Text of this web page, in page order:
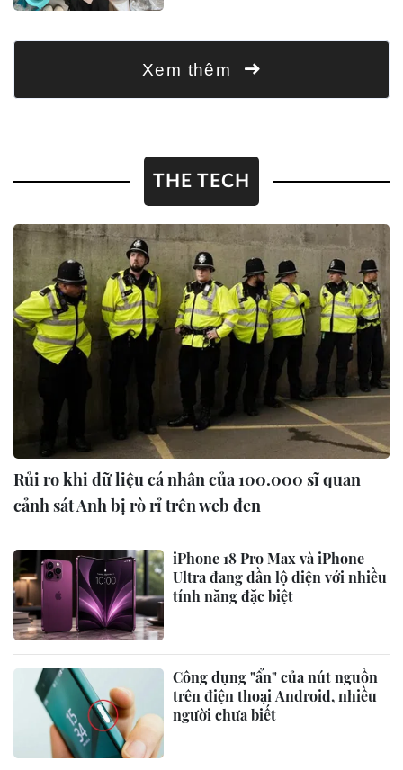
Xem thêm
THE TECH
Rủi ro khi dữ liệu cá nhân của 100.000 sĩ quan
cảnh sát Anh bị rò rỉ trên web đen
iPhone 18 Pro Max và iPhone
Ultra đang dần lộ diện với nhiều
tính năng đặc biệt
Công dụng "ẩn" của nút nguồn
trên điện thoại Android, nhiều
người chưa biết